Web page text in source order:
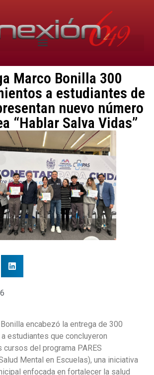
Marco Bonilla 300
a estudiantes de
nuevo número
“Hablar Salva Vidas”
encabezó la entrega de 300
estudiantes que concluyeron
del programa PARES
Mental en Escuelas), una iniciativa
enfocada en fortalecer la salud